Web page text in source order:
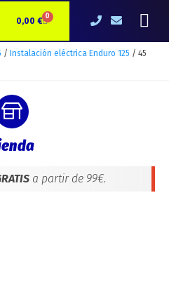
0,00 € 0CARRITO
/ Instalación eléctrica Enduro 125 / 45
a partir de 99€.